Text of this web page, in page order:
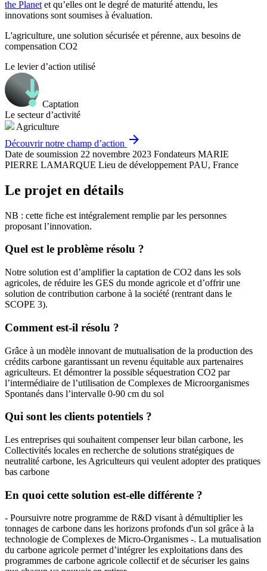
the Planet et qu’elles ont le degré de maturité attendu, les
innovations sont soumises à évaluation.
L'agriculture, une solution sécurisée et pérenne, aux besoins de
compensation CO2
Le levier d’action utilisé
Captation
Le secteur d’activité
Agriculture
Découvrir notre champ d’action arrow_forward
Date de soumission 22 novembre 2023 Fondateurs MARIE
PIERRE LAMARQUE Lieu de développement PAU, France
Le projet en détails
NB : cette fiche est intégralement remplie par les personnes
proposant l’innovation.
Quel est le problème résolu ?
Notre solution est d’amplifier la captation de CO2 dans les sols
agricoles, de réduire les GES du monde agricole et d’offrir une
solution de contribution carbone à la société (rentrant dans le
SCOPE 3).
Comment est-il résolu ?
Grâce à un modèle innovant de mutualisation de la production des
crédits carbone garantissant un revenu équitable aux partenaires
agriculteurs. Et démontrer la possible séquestration CO2 par
l’intermédiaire de l’utilisation de Complexes de Microorganismes
Spontanés dans l’intervalle 0-90 cm du sol
Qui sont les clients potentiels ?
Les entreprises qui souhaitent compenser leur bilan carbone, les
Collectivités locales en recherche de solutions stratégiques de
neutralité carbone, les Agriculteurs qui veulent adopter des pratiques
bas carbone
En quoi cette solution est-elle différente ?
- Poursuivre notre programme de R&D visant à démultiplier les
tonnages de carbone dans les horizons profonds d'un sol grâce à la
technologie de Complexes de Micro-Organismes -. La mutualisation
du carbone agricole permet d’intégrer les exploitations dans des
programmes de carbone agricole collectif et de sécuriser les gains